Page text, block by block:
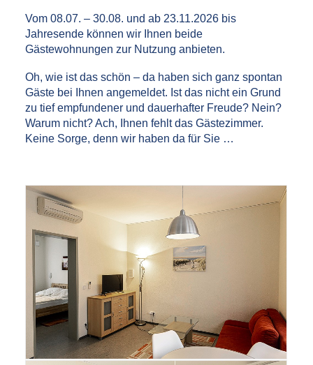
Vom 08.07. – 30.08. und ab 23.11.2026 bis
Jahresende können wir Ihnen beide
Gästewohnungen zur Nutzung anbieten.
Oh, wie ist das schön – da haben sich ganz spontan
Gäste bei Ihnen angemeldet. Ist das nicht ein Grund
zu tief empfundener und dauerhafter Freude? Nein?
Warum nicht? Ach, Ihnen fehlt das Gästezimmer.
Keine Sorge, denn wir haben da für Sie …